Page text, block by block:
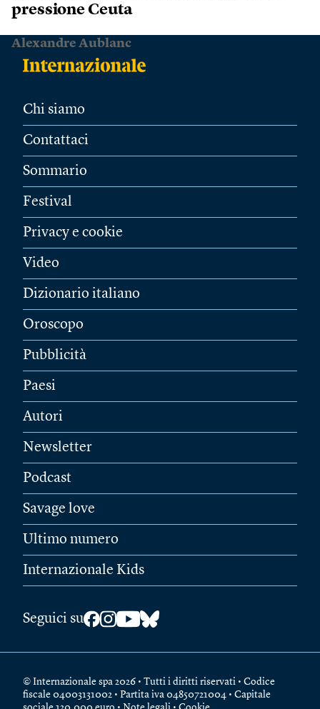
pressione Ceuta
Alexandre Aublanc
Chi siamo
Contattaci
Sommario
Festival
Privacy e cookie
Video
Dizionario italiano
Oroscopo
Pubblicità
Paesi
Autori
Newsletter
Podcast
Savage love
Ultimo numero
Internazionale Kids
Seguici su
© Internazionale spa 2026 • Tutti i diritti riservati • Codice
fiscale 04003131002 • Partita iva 04850721004 • Capitale